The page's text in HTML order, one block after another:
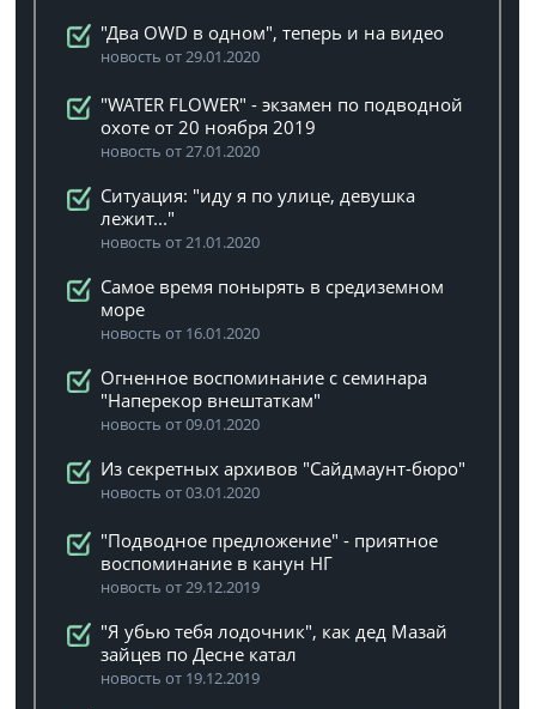
"Два OWD в одном", теперь и на видео
новость от 29.01.2020
"WATER FLOWER" - экзамен по подводной
охоте от 20 ноября 2019
новость от 27.01.2020
Ситуация: "иду я по улице, девушка
лежит..."
новость от 21.01.2020
Самое время понырять в средиземном
море
новость от 16.01.2020
Огненное воспоминание с семинара
"Наперекор внештаткам"
новость от 09.01.2020
Из секретных архивов "Сайдмаунт-бюро"
новость от 03.01.2020
"Подводное предложение" - приятное
воспоминание в канун НГ
новость от 29.12.2019
"Я убью тебя лодочник", как дед Мазай
зайцев по Десне катал
новость от 19.12.2019